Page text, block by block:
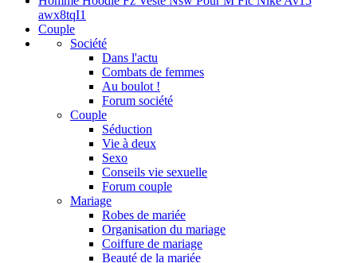
awx8tqI1
Couple
Société
Dans l'actu
Combats de femmes
Au boulot !
Forum société
Couple
Séduction
Vie à deux
Sexo
Conseils vie sexuelle
Forum couple
Mariage
Robes de mariée
Organisation du mariage
Coiffure de mariage
Beauté de la mariée